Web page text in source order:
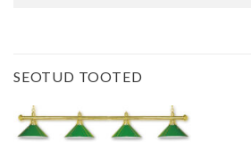
SEOTUD TOOTED